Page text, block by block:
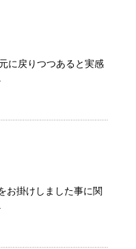
に戻りつつあると実感
お掛けしました事に関